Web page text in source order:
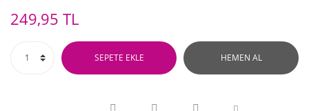
249,95 TL
SEPETE EKLE HEMEN AL